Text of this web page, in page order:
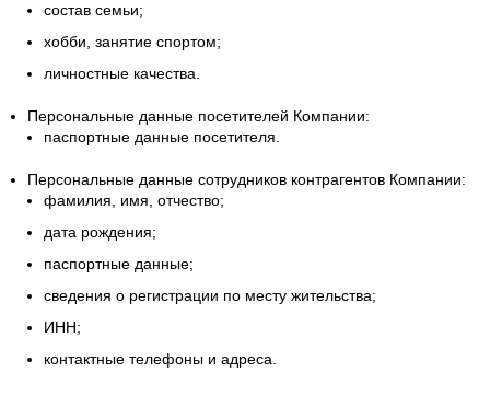
состав семьи;
хобби, занятие спортом;
личностные качества.
Персональные данные посетителей Компании:
паспортные данные посетителя.
Персональные данные сотрудников контрагентов Компании:
фамилия, имя, отчество;
дата рождения;
паспортные данные;
сведения о регистрации по месту жительства;
ИНН;
контактные телефоны и адреса.